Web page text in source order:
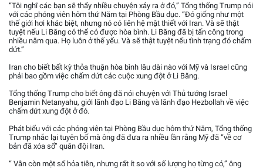
“Tôi nghĩ các bạn sẽ thấy nhiều chuyện xảy ra ở đó,” Tổng thống Trump nói
với các phóng viên hôm thứ Năm tại Phòng Bầu dục. “Đó giống như một
thế giới hơi khác biệt, nhưng nó có liên hệ mật thiết với Iran. Và sẽ thật
tuyệt nếu Li Băng có thể có được hòa bình. Li Băng đã bị tấn công trong
nhiều năm qua. Họ luôn ở thế yếu. Và sẽ thật tuyệt nếu tình trạng đó chấm
dứt.”
Iran cho biết bất kỳ thỏa thuận hòa bình lâu dài nào với Mỹ và Israel cũng
phải bao gồm việc chấm dứt các cuộc xung đột ở Li Băng.
Tổng thống Trump cho biết ông đã nói chuyện với Thủ tướng Israel
Benjamin Netanyahu, giới lãnh đạo Li Băng và lãnh đạo Hezbollah về việc
chấm dứt xung đột ở đó.
Phát biểu với các phóng viên tại Phòng Bầu dục hôm thứ Năm, Tổng thống
Trump nhắc lại tuyên bố mà ông đã đưa ra nhiều lần rằng Mỹ đã “về cơ
bản đã xóa sổ” quân đội Iran.
“ Vẫn còn một số hỏa tiễn, nhưng rất ít so với số lượng họ từng có,” ông